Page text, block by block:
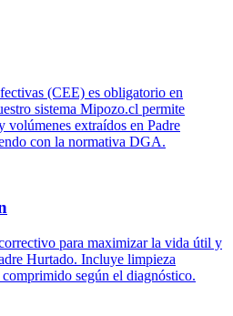
(CEE) es obligatorio en
sistema Mipozo.cl permite
volúmenes extraídos en Padre
con la normativa DGA.
para maximizar la vida útil y
Hurtado. Incluye limpieza
según el diagnóstico.